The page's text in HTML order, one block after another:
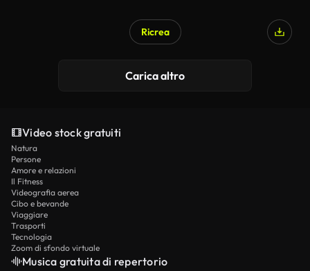
Ricrea
Carica altro
Video stock gratuiti
Natura
Persone
Amore e relazioni
Il Fitness
Videografia aerea
Cibo e bevande
Viaggiare
Trasporti
Tecnologia
Zoom di sfondo virtuale
Musica gratuita di repertorio